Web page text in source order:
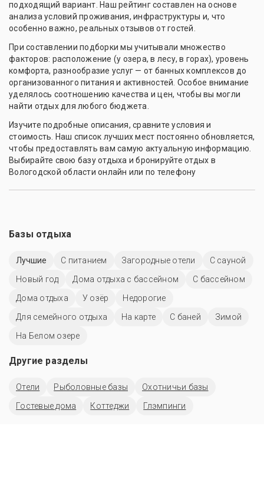
подходящий вариант. Наш рейтинг составлен на основе
анализа условий проживания, инфраструктуры и, что
особенно важно, реальных отзывов от гостей.
При составлении подборки мы учитывали множество
факторов: расположение (у озера, в лесу, в горах), уровень
комфорта, разнообразие услуг — от банных комплексов до
организованного питания и активностей. Особое внимание
уделялось соотношению качества и цен, чтобы вы могли
найти отдых для любого бюджета.
Изучите подробные описания, сравните условия и
стоимость. Наш список лучших мест постоянно обновляется,
чтобы предоставлять вам самую актуальную информацию.
Выбирайте свою базу отдыха и бронируйте отдых в
Вологодской области онлайн или по телефону
Базы отдыха
Лучшие С питанием Загородные отели
С сауной
Новый год
Дома отдыха с бассейном
С бассейном
Дома отдыха
У озёр
Недорогие
Для семейного отдыха
На карте С баней
Зимой
На Белом озере
Другие разделы
Отели Рыболовные базы
Охотничьи базы
Гостевые дома
Коттеджи Глэмпинги